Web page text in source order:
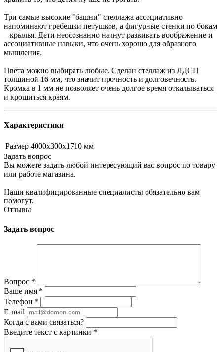
Три самые высокие "башни" стеллажа ассоциативно
напоминают гребешки петушков, а фигурные стенки по бокам
– крылья. Дети неосознанно начнут развивать воображение и
ассоциативные навыки, что очень хорошо для образного
мышления.
Цвета можно выбирать любые. Сделан стеллаж из ЛДСП
толщиной 16 мм, что значит прочность и долговечность.
Кромка в 1 мм не позволяет очень долгое время откалываться
и крошиться краям.
Характеристики
Размер 4000х300х1710 мм
Задать вопрос
Вы можете задать любой интересующий вас вопрос по товару
или работе магазина.
Наши квалифицированные специалисты обязательно вам
помогут.
Отзывы
Задать вопрос
Вопрос *
Ваше имя *
Телефон *
E-mail
Когда с вами связаться?
Введите текст с картинки *